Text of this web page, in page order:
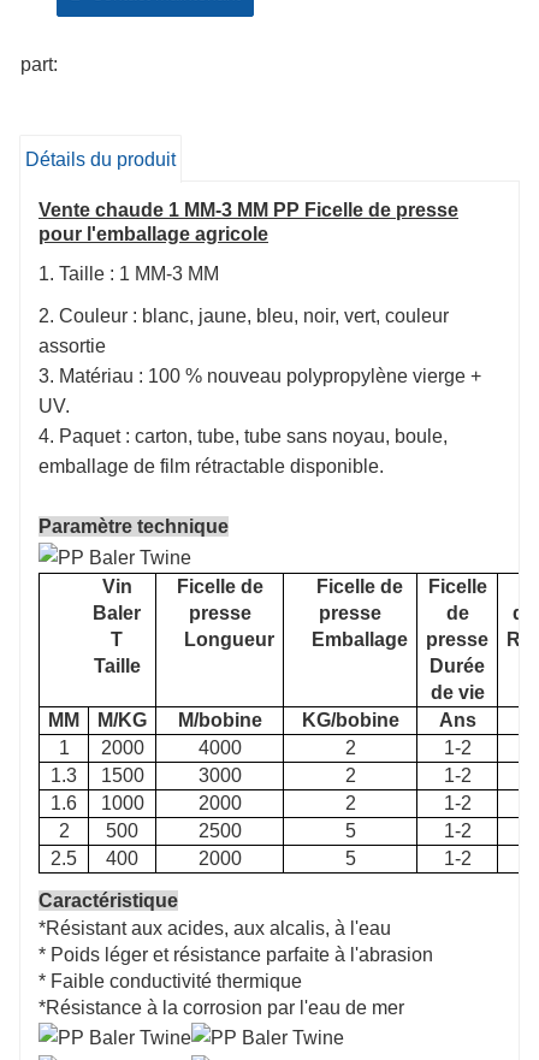
part:
Détails du produit
Vente chaude 1 MM-3 MM PP Ficelle de presse
pour l'emballage agricole
1. Taille : 1 MM-3 MM
2. Couleur : blanc, jaune, bleu, noir, vert, couleur
assortie
3. Matériau : 100 % nouveau polypropylène vierge +
UV.
4. Paquet : carton, tube, tube sans noyau, boule,
emballage de film rétractable disponible.
Paramètre technique
Vin
Baler
T
Taille
Ficelle de
presse
Longueur
Ficelle de
presse
Emballage
Ficelle
de
presse
Durée
de vie
de
MM
M/KG M/bobine KG/bobine Ans
1
2000 4000 2
1-2
1.3
1500 3000 2
1-2
1.6
1000 2000 2
1-2
2
500 2500 5
1-2
2.5
400 2000 5 1-2
Caractéristique
*Résistant aux acides, aux alcalis, à l'eau
* Poids léger et résistance parfaite à l'abrasion
* Faible conductivité thermique
*Résistance à la corrosion par l'eau de mer